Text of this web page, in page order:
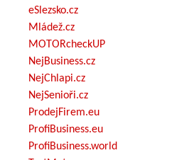
eSlezsko.cz
Mládež.cz
MOTORcheckUP
NejBusiness.cz
NejChlapi.cz
NejSenioři.cz
ProdejFirem.eu
ProfiBusiness.eu
ProfiBusiness.world